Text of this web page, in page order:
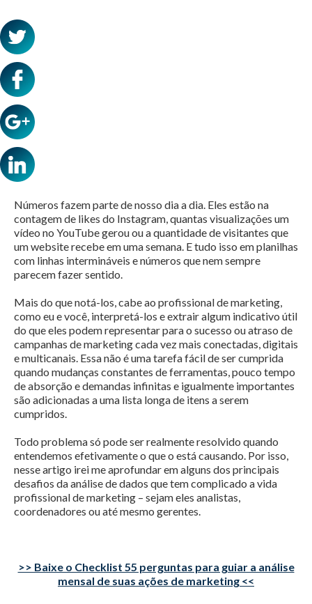
Números fazem parte de nosso dia a dia. Eles estão na
contagem de likes do Instagram, quantas visualizações um
vídeo no YouTube gerou ou a quantidade de visitantes que
um website recebe em uma semana. E tudo isso em planilhas
com linhas intermináveis e números que nem sempre
parecem fazer sentido.
Mais do que notá-los, cabe ao profissional de marketing,
como eu e você, interpretá-los e extrair algum indicativo útil
do que eles podem representar para o sucesso ou atraso de
campanhas de marketing cada vez mais conectadas, digitais
e multicanais. Essa não é uma tarefa fácil de ser cumprida
quando mudanças constantes de ferramentas, pouco tempo
de absorção e demandas infinitas e igualmente importantes
são adicionadas a uma lista longa de itens a serem
cumpridos.
Todo problema só pode ser realmente resolvido quando
entendemos efetivamente o que o está causando. Por isso,
nesse artigo irei me aprofundar em alguns dos principais
desafios da análise de dados que tem complicado a vida
profissional de marketing – sejam eles analistas,
coordenadores ou até mesmo gerentes.
>> Baixe o Checklist 55 perguntas para guiar a análise
mensal de suas ações de marketing <<